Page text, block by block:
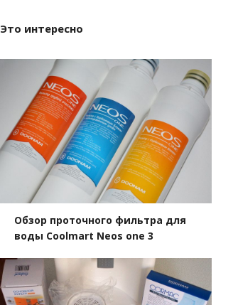
Это интересно
Обзор проточного фильтра для
воды Coolmart Neos one 3